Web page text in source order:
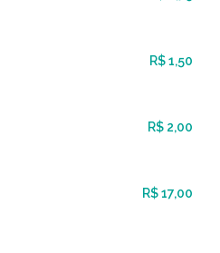
R$ 1,50
R$ 2,00
R$ 17,00